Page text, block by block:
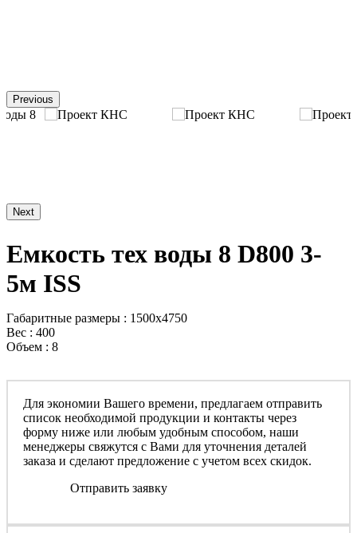
Previous
Next
Емкость тех воды 8 D800 3-
5м ISS
Габаритные размеры : 1500x4750
Вес : 400
Объем : 8
Для экономии Вашего времени, предлагаем отправить
список необходимой продукции и контакты через
форму ниже или любым удобным способом, наши
менеджеры свяжутся с Вами для уточнения деталей
заказа и сделают предложение с учетом всех скидок.
Отправить заявку